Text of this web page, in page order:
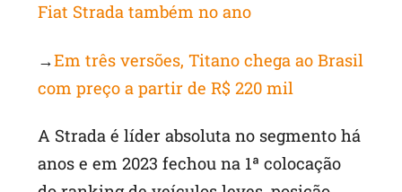
Fiat Strada também no ano
→Em três versões, Titano chega ao Brasil
com preço a partir de R$ 220 mil
A Strada é líder absoluta no segmento há
anos e em 2023 fechou na 1ª colocação